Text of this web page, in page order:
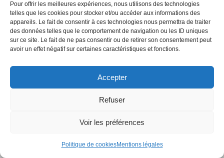
Pour offrir les meilleures expériences, nous utilisons des technologies
telles que les cookies pour stocker et/ou accéder aux informations des
appareils. Le fait de consentir à ces technologies nous permettra de traiter
des données telles que le comportement de navigation ou les ID uniques
sur ce site. Le fait de ne pas consentir ou de retirer son consentement peut
avoir un effet négatif sur certaines caractéristiques et fonctions.
Accepter
Refuser
Voir les préférences
Politique de cookiesMentions légales
Mentions légales
Politique de confidentialité
Sites partenaires
5Façades